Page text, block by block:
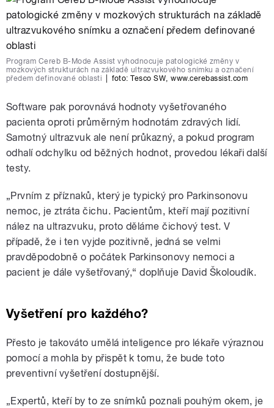
Program Cereb B-Mode Assist vyhodnocuje patologické změny v
mozkových strukturách na základě ultrazvukového snímku a označení
předem definované oblasti
foto:Tesco SW,www.cerebassist.com
Software pak porovnává hodnoty vyšetřovaného
pacienta oproti průměrným hodnotám zdravých lidí.
Samotný ultrazvuk ale není průkazný, a pokud program
odhalí odchylku od běžných hodnot, provedou lékaři další
testy.
„Prvním z příznaků, který je typický pro Parkinsonovu
nemoc, je ztráta čichu. Pacientům, kteří mají pozitivní
nález na ultrazvuku, proto děláme čichový test. V
případě, že i ten vyjde pozitivně, jedná se velmi
pravděpodobně o počátek Parkinsonovy nemoci a
pacient je dále vyšetřovaný,“ doplňuje David Školoudík.
Vyšetření pro každého?
Přesto je takováto umělá inteligence pro lékaře výraznou
pomocí a mohla by přispět k tomu, že bude toto
preventivní vyšetření dostupnější.
„Expertů, kteří by to ze snímků poznali pouhým okem, je